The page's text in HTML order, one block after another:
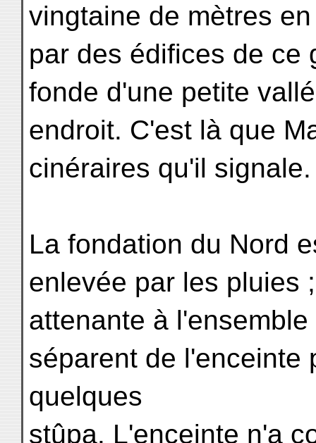
vingtaine de mètres
par des édifices de ce
fonde d'une petite
endroit. C'est là que
cinéraires qu'il signale.
La fondation du Nord
enlevée par les pluies
attenante à
séparent de l'enceinte
quelques
stûpa. L'enceinte n'a